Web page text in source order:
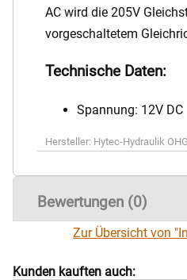
AC wird die 205V
vorgeschaltetem
Technische Daten:
Spannung: 12V DC
Hersteller: Hytec-Hydraulik OHG
Bewertungen (0)
Zur Übersicht von
Kunden kauften auch: